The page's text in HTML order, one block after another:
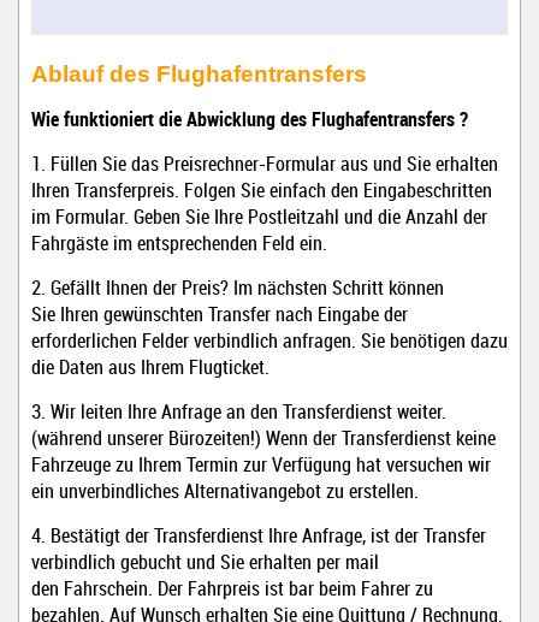
Ablauf des Flughafentransfers
Wie funktioniert die Abwicklung des Flughafentransfers ?
1. Füllen Sie das Preisrechner-Formular aus und Sie erhalten
Ihren Transferpreis. Folgen Sie einfach den Eingabeschritten
im Formular. Geben Sie Ihre Postleitzahl und die Anzahl der
Fahrgäste im entsprechenden Feld ein.
2. Gefällt Ihnen der Preis? Im nächsten Schritt können
Sie Ihren gewünschten Transfer nach Eingabe der
erforderlichen Felder verbindlich anfragen. Sie benötigen dazu
die Daten aus Ihrem Flugticket.
3. Wir leiten Ihre Anfrage an den Transferdienst weiter.
(während unserer Bürozeiten!) Wenn der Transferdienst keine
Fahrzeuge zu Ihrem Termin zur Verfügung hat versuchen wir
ein unverbindliches Alternativangebot zu erstellen.
4. Bestätigt der Transferdienst Ihre Anfrage, ist der Transfer
verbindlich gebucht und Sie erhalten per mail
den Fahrschein. Der Fahrpreis ist bar beim Fahrer zu
bezahlen. Auf Wunsch erhalten Sie eine Quittung / Rechnung.